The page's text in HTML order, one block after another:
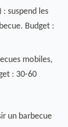
suspend les
Budget :
mobiles,
: 30-60
un barbecue